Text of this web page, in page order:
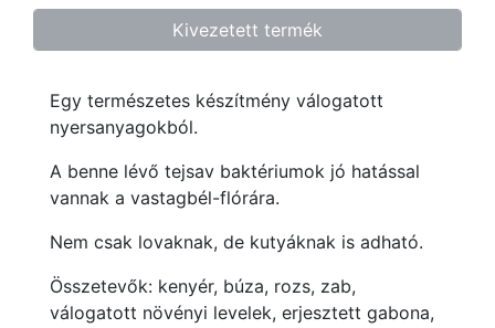
Kivezetett termék
Egy természetes készítmény válogatott
nyersanyagokból.
A benne lévő tejsav baktériumok jó hatással
vannak a vastagbél-flórára.
Nem csak lovaknak, de kutyáknak is adható.
Összetevők: kenyér, búza, rozs, zab,
válogatott növényi levelek, erjesztett gabona,